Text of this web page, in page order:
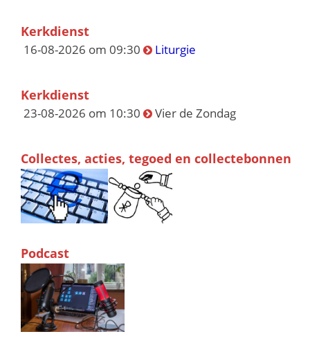
Kerkdienst
16-08-2026 om 09:30 Liturgie
Kerkdienst
23-08-2026 om 10:30 Vier de Zondag
Collectes, acties, tegoed en collectebonnen
Podcast